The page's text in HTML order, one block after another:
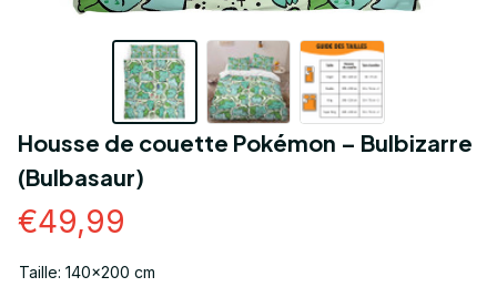
Housse de couette Pokémon – Bulbizarre
(Bulbasaur)
€49,99
Taille: 140x200 cm